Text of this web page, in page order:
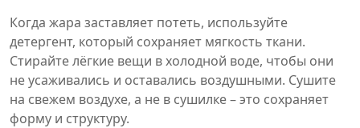
Когда жара заставляет потеть, используйте
детергент, который сохраняет мягкость ткани.
Стирайте лёгкие вещи в холодной воде, чтобы они
не усаживались и оставались воздушными. Сушите
на свежем воздухе, а не в сушилке – это сохраняет
форму и структуру.